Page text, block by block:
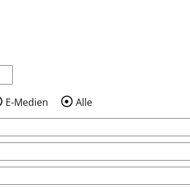
Jahr veröffentlicht wurden
E-Medien
Alle